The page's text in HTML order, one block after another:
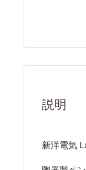
説明
新洋電気